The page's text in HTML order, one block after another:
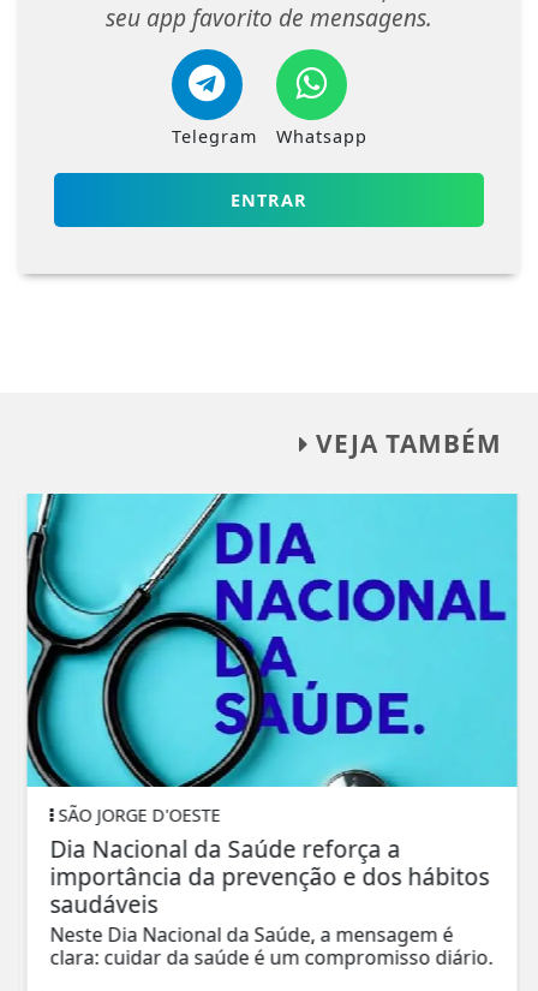
seu app favorito de mensagens.
Telegram Whatsapp
ENTRAR
VEJA TAMBÉM
SÃO JORGE D'OESTE
Dia Nacional da Saúde reforça a
importância da prevenção e dos hábitos
saudáveis
Neste Dia Nacional da Saúde, a mensagem é
clara: cuidar da saúde é um compromisso diário.